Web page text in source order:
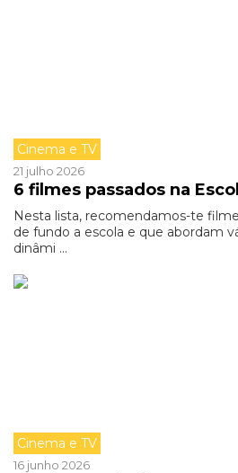
Cinema e TV
21 julho 2026
6 filmes passados na
Nesta lista, recomendamos-te
de fundo a escola e que abordam
dinâmi ...
Cinema e TV
16 junho 2026